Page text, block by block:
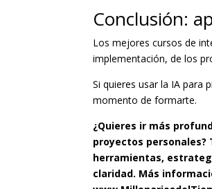
Conclusión:
Los mejores cursos de
implementación, de los
Si quieres usar la IA para
momento de formarte.
¿Quieres ir más
proyectos
herramientas,
claridad. Más